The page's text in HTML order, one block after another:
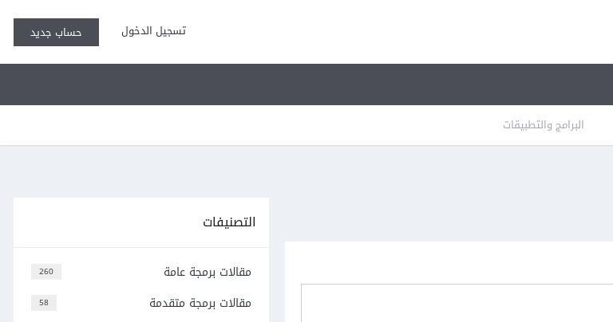
تسجيل الدخول حساب جديد
البرامج والتطبيقات
التصنيفات
260 مقالات برمجة عامة
58 مقالات برمجة متقدمة